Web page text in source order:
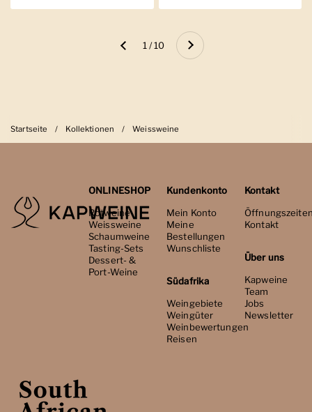
Zurück 1 / 10 Weiter
Startseite / Kollektionen / Weissweine
ONLINESHOP
Rotweine
Weissweine
Schaumweine
Tasting-Sets
Dessert- &
Port-Weine
Kundenkonto
Mein Konto
Meine
Bestellungen
Wunschliste
Südafrika
Weingebiete
Weingüter
Weinbewertungen
Reisen
Kontakt
Kontakt
Über uns
Kapweine
Team
Jobs
Newsletter